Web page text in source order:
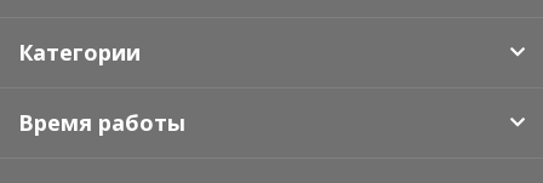
Категории
Время работы